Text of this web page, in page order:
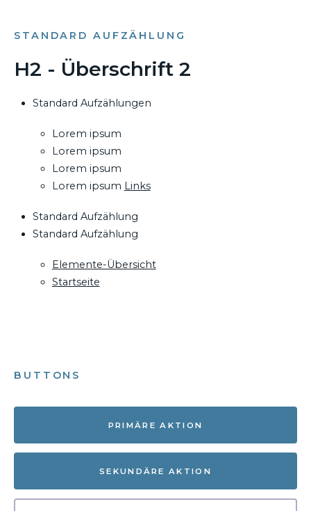
STANDARD AUFZÄHLUNG
H2 - Überschrift 2
Standard Aufzählungen
Lorem ipsum
Lorem ipsum
Lorem ipsum
Lorem ipsum Links
Standard Aufzählung
Standard Aufzählung
Elemente-Übersicht
Startseite
BUTTONS
PRIMÄRE AKTION
SEKUNDÄRE AKTION